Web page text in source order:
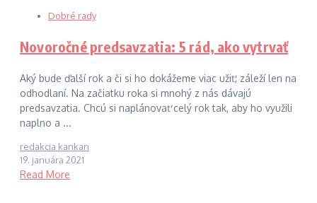
Dobré rady
Novoročné predsavzatia: 5 rád, ako vytrvať
Aký bude ďalší rok a či si ho dokážeme viac užiť, záleží len na
odhodlaní. Na začiatku roka si mnohý z nás dávajú
predsavzatia. Chcú si naplánovať celý rok tak, aby ho využili
naplno a ...
redakcia kankan
19. januára 2021
Read More